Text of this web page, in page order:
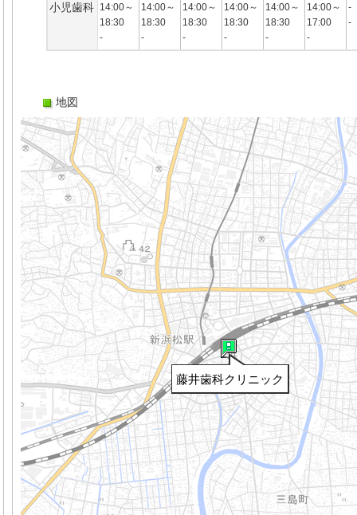
小児歯科 14:00～
18:30
-
14:00～
18:30
-
14:00～
18:30
-
14:00～
18:30
-
14:00～
18:30
-
14:00～
17:00
-
-
-
地図
藤井歯科クリニック